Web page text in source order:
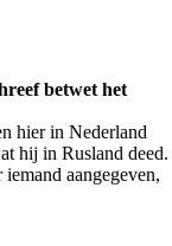
betwet het
hier in Nederland
hij in Rusland deed.
aangegeven,